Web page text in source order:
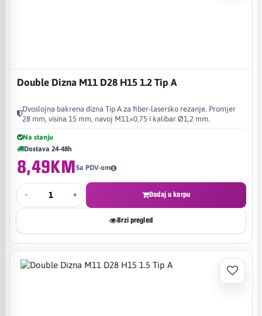
Double Dizna M11 D28 H15 1.2 Tip A
Dvoslojna bakrena dizna Tip A za fiber-lasersko rezanje. Promjer
28 mm, visina 15 mm, navoj M11×0,75 i kalibar Ø1,2 mm.
Na stanju
Dostava 24-48h
8,49KMSa PDV-om
- + Dodaj u korpu
Brzi pregled